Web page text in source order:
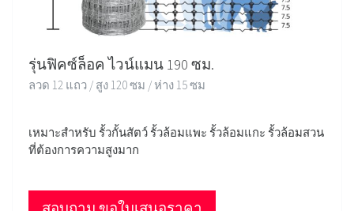
รุ่นฟิคซ์ล็อค ไวน์แมน 190 ซม.
ลวด 12 แถว / สูง 120 ซม / ห่าง 15 ซม
เหมาะสำหรับ รั้วกั้นสัตว์ รั้วล้อมแพะ รั้วล้อมแกะ รั้วล้อมสวน
ที่ต้องการความสูงมาก